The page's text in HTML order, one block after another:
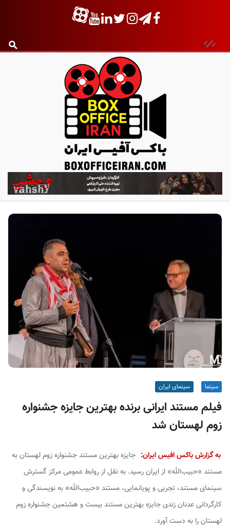
ب
ا
ک
س
ا
ی
ر
ن
سینما سینمای ایران
فیلم مستند ایرانی برنده بهترین جایزه جشنواره
زوم لهستان شد
به گزارش باکس افیس ایران: جایزه بهترین مستند جشنواره زوم لهستان به
مستند «حبیب‌الله» از ایران رسید. به نقل از روابط عمومی مرکز گسترش
سینمای مستند، تجربی و پویانمایی، مستند «حبیب‌الله» به نویسندگی و
کارگردانی عدنان زندی جایزه بهترین مستند بیست و هشتمین جشنواره زوم
لهستان را به دست آورد.